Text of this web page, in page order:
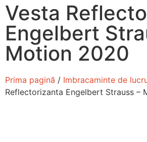
Vesta
Engelbert
Motion 2020
Prima pagină / Imbracaminte de
Reflectorizanta Engelbert Strauss –